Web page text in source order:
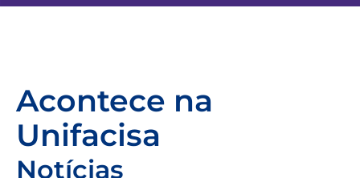
Acontece na
Unifacisa
Notícias